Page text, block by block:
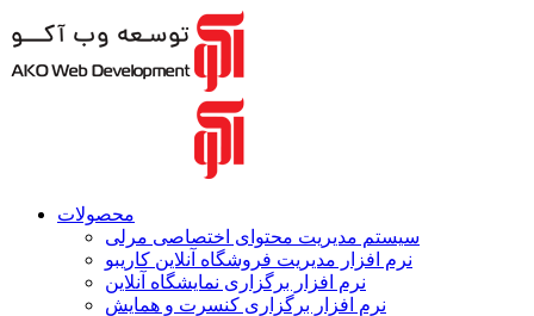
محصولات
سیستم مدیریت محتوای اختصاصی مرلی
نرم افزار مدیریت فروشگاه آنلاین کاریبو
نرم افزار برگزاری نمایشگاه آنلاین
نرم افزار برگزاری کنسرت و همایش